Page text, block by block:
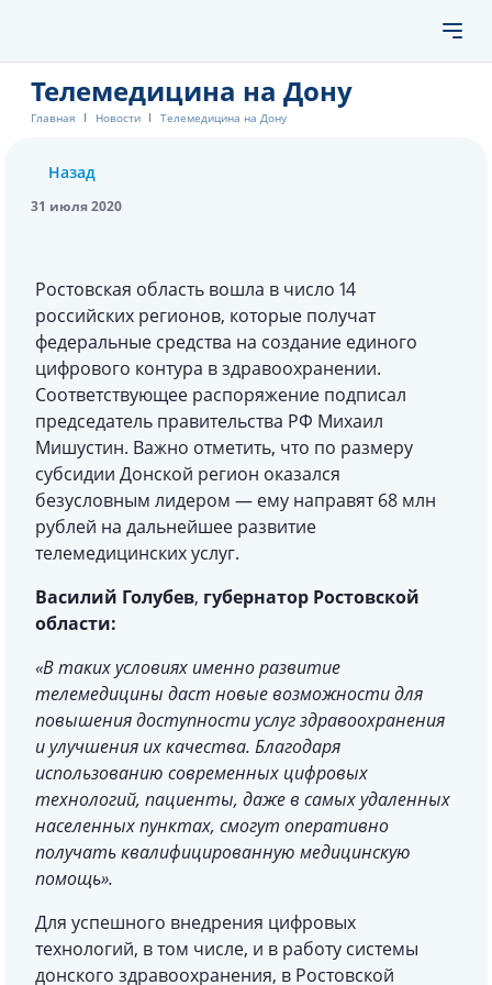
Телемедицина на Дону
Главная Новости Телемедицина на Дону
Назад
31 июля 2020
Ростовская область вошла в число 14
российских регионов, которые получат
федеральные средства на создание единого
цифрового контура в здравоохранении.
Соответствующее распоряжение подписал
председатель правительства РФ Михаил
Мишустин. Важно отметить, что по размеру
субсидии Донской регион оказался
безусловным лидером — ему направят 68 млн
рублей на дальнейшее развитие
телемедицинских услуг.
Василий Голубев, губернатор Ростовской
области:
«В таких условиях именно развитие
телемедицины даст новые возможности для
повышения доступности услуг здравоохранения
и улучшения их качества. Благодаря
использованию современных цифровых
технологий, пациенты, даже в самых удаленных
населенных пунктах, смогут оперативно
получать квалифицированную медицинскую
помощь».
Для успешного внедрения цифровых
технологий, в том числе, и в работу системы
донского здравоохранения, в Ростовской